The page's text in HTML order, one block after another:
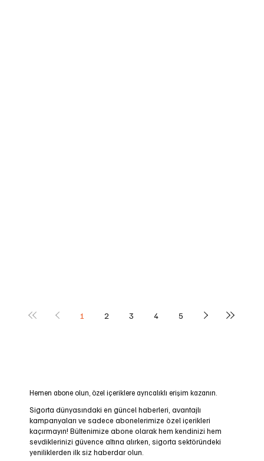
1 2 3 4 5
Hemen abone olun, özel içeriklere ayrıcalıklı erişim kazanın.
Sigorta dünyasındaki en güncel haberleri, avantajlı
kampanyaları ve sadece abonelerimize özel içerikleri
kaçırmayın! Bültenimize abone olarak hem kendinizi hem
sevdiklerinizi güvence altına alırken, sigorta sektöründeki
yeniliklerden ilk siz haberdar olun.